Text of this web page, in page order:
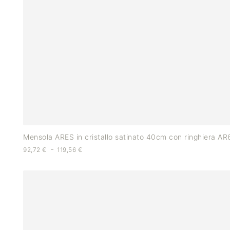
Mensola ARES in cristallo satinato 40cm con ringhiera
92,72 € - 119,56 €